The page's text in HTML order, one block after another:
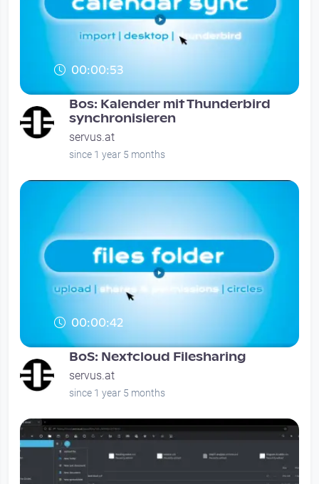
00:00:53
Bos: Kalender mit Thunderbird
synchronisieren
servus.at
since 1 year 5 months
00:00:42
BoS: Nextcloud Filesharing
servus.at
since 1 year 5 months